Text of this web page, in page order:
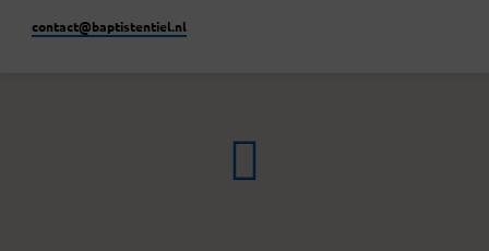
contact​@baptistentiel.nl